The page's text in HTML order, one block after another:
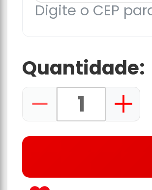
Digite o CEP
Quantidade: